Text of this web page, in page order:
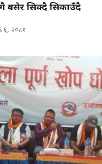
बसेर सिक्दै सिकाउँदै
२०८१